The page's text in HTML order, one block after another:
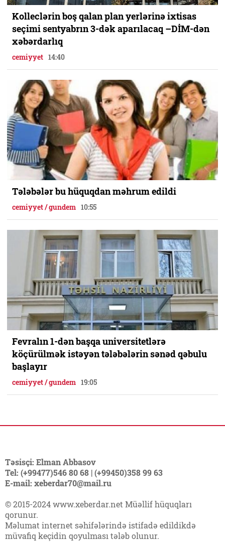
Kolleclərin boş qalan plan yerlərinə ixtisas
seçimi sentyabrın 3-dək aparılacaq –DİM-dən
xəbərdarlıq
cemiyyet 14:40
Tələbələr bu hüquqdan məhrum edildi
cemiyyet / gundem 10:55
Fevralın 1-dən başqa universitetlərə
köçürülmək istəyən tələbələrin sənəd qəbulu
başlayır
cemiyyet / gundem 19:05
Təsisçi: Elman Abbasov
Tel: (+99477)546 80 68 | (+99450)358 99 63
E-mail: xeberdar70@mail.ru
© 2015-2024 www.xeberdar.net Müəllif hüquqları
qorunur.
Məlumat internet səhifələrində istifadə edildikdə
müvafiq keçidin qoyulması tələb olunur.